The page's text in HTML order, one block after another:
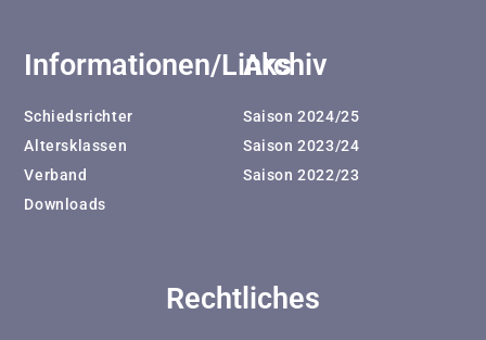
Informationen/Links
Schiedsrichter
Altersklassen
Verband
Downloads
Archiv
Saison 2024/25
Saison 2023/24
Saison 2022/23
Rechtliches